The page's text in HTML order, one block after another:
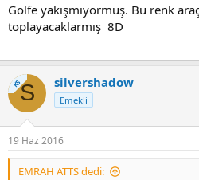
Golfe yakışmıyormuş. Bu renk
toplayacaklarmış 8D
KSS silvershadow
Emekli
19 Haz 2016
EMRAH ATTS dedi: